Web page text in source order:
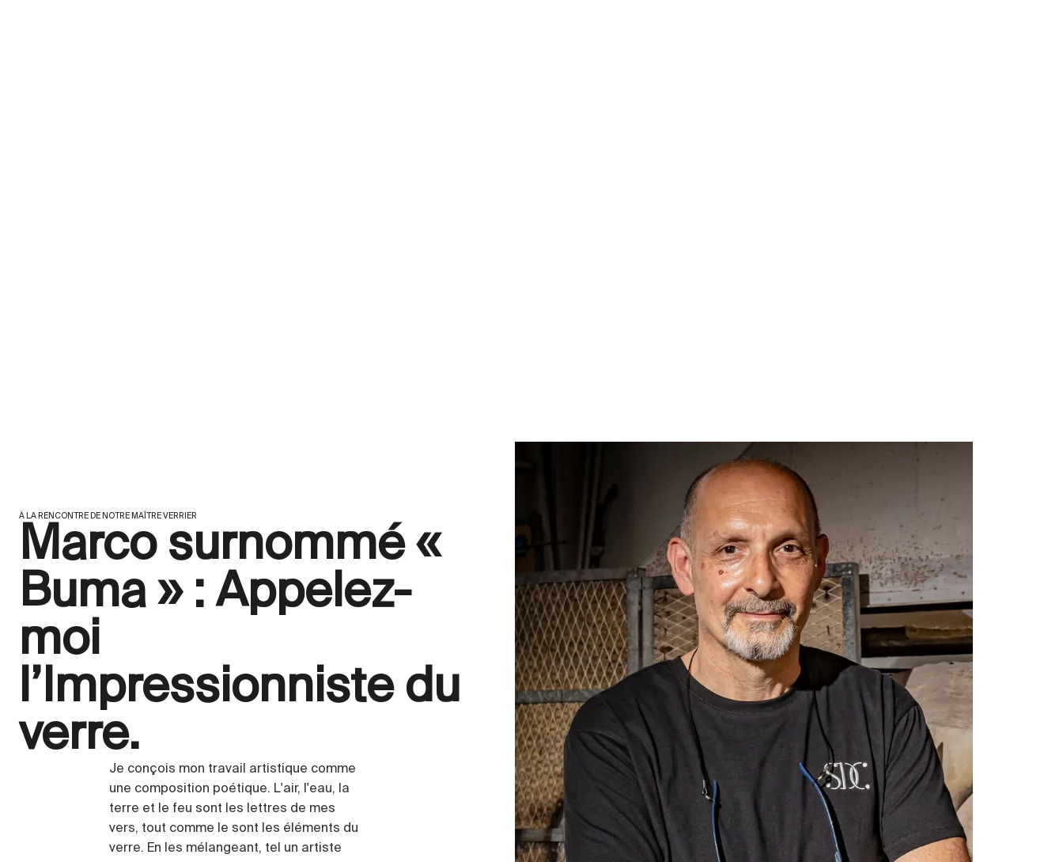
À LA RENCONTRE DE NOTRE MAÎTRE VERRIER
Marco surnommé «
Buma » : Appelez-
moi
l’Impressionniste du
verre.
Je conçois mon travail artistique comme
une composition poétique. L'air, l'eau, la
terre et le feu sont les lettres de mes
vers, tout comme le sont les éléments du
verre. En les mélangeant, tel un artiste